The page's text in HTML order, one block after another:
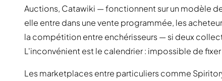
Auctions, Catawiki — fonctionnent sur un modèle
elle entre dans une vente programmée, les
la compétition entre enchérisseurs — si deux
L'inconvénient est le calendrier : impossible de
Les marketplaces entre particuliers comme